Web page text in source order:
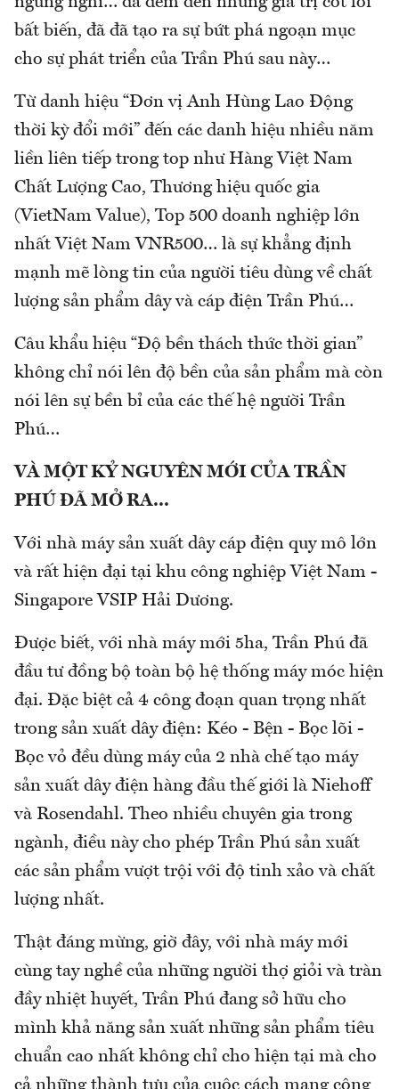
bất biến, đã đã tạo ra sự bứt phá ngoạn mục
cho sự phát triển của Trần Phú sau này…
Từ danh hiệu “Đơn vị Anh Hùng Lao Động
thời kỳ đổi mới” đến các danh hiệu nhiều năm
liền liên tiếp trong top như Hàng Việt Nam
Chất Lượng Cao, Thương hiệu quốc gia
(VietNam Value), Top 500 doanh nghiệp lớn
nhất Việt Nam VNR500… là sự khẳng định
mạnh mẽ lòng tin của người tiêu dùng về chất
lượng sản phẩm dây và cáp điện Trần Phú…
Câu khẩu hiệu “Độ bền thách thức thời gian”
không chỉ nói lên độ bền của sản phẩm mà còn
nói lên sự bền bỉ của các thế hệ người Trần
Phú…
VÀ MỘT KỶ NGUYÊN MỚI CỦA TRẦN
PHÚ ĐÃ MỞ RA...
Với nhà máy sản xuất dây cáp điện quy mô lớn
và rất hiện đại tại khu công nghiệp Việt Nam -
Singapore VSIP Hải Dương.
Được biết, với nhà máy mới 5ha, Trần Phú đã
đầu tư đồng bộ toàn bộ hệ thống máy móc hiện
đại. Đặc biệt cả 4 công đoạn quan trọng nhất
trong sản xuất dây điện: Kéo - Bện - Bọc lõi -
Bọc vỏ đều dùng máy của 2 nhà chế tạo máy
sản xuất dây điện hàng đầu thế giới là Niehoff
và Rosendahl. Theo nhiều chuyên gia trong
ngành, điều này cho phép Trần Phú sản xuất
các sản phẩm vượt trội với độ tinh xảo và chất
lượng nhất.
Thật đáng mừng, giờ đây, với nhà máy mới
cùng tay nghề của những người thợ giỏi và tràn
đầy nhiệt huyết, Trần Phú đang sở hữu cho
mình khả năng sản xuất những sản phẩm tiêu
chuẩn cao nhất không chỉ cho hiện tại mà cho